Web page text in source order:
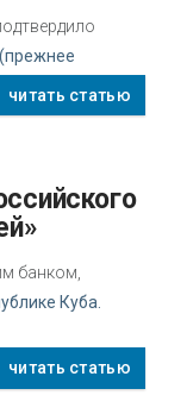
читать статью
банком,
Куба.
читать статью